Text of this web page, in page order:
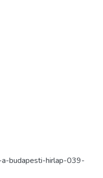
budapesti-hirlap-039-